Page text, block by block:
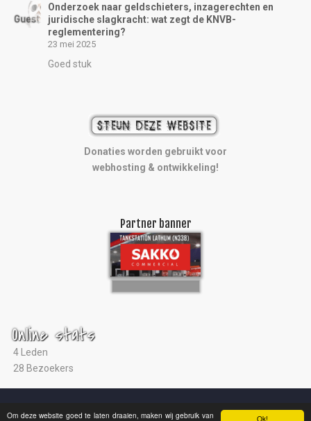
Ok!
Om deze website goed te laten draaien, maken wij gebruik van
Onderzoek naar geldschieters, inzagerechten en
juridische slagkracht: wat zegt de KNVB-
reglementering?
23 mei 2025
Goed stuk
Donaties worden gebruikt voor
webhosting & ontwikkeling!
Partner banner
Online stats
4 Leden
28 Bezoekers
© 2004 - 2026 |Ultras Arnhem|Studio ViaNova|Disclaimer